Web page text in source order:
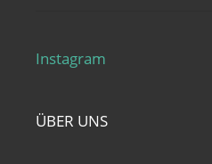
Instagram
ÜBER UNS